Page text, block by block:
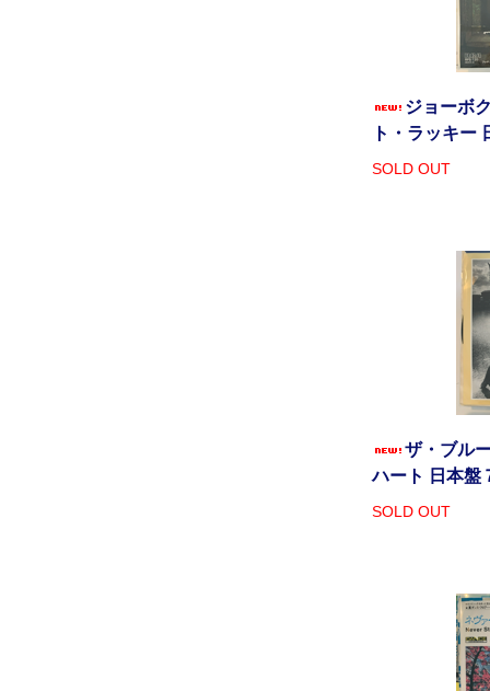
ジョーボ
ト・ラッキー
SOLD OUT
ザ・ブル
ハート 日本盤
SOLD OUT